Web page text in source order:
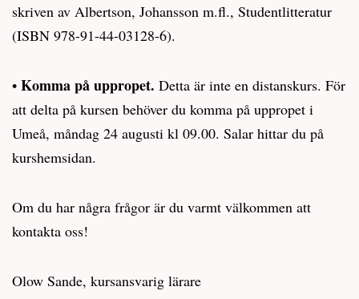
skriven av Albertson, Johansson m.fl., Studentlitteratur
(ISBN 978-91-44-03128-6).
• Komma på uppropet. Detta är inte en distanskurs. För
att delta på kursen behöver du komma på uppropet i
Umeå, måndag 24 augusti kl 09.00. Salar hittar du på
kurshemsidan.
Om du har några frågor är du varmt välkommen att
kontakta oss!
Olow Sande, kursansvarig lärare